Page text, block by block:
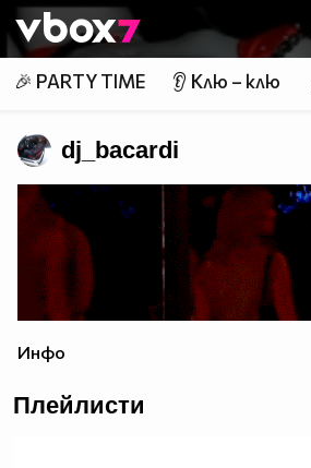
Member of
👾
🎉 PARTY TIME 👂 Клю – клю
dj_bacardi
Инфо
Плейлисти